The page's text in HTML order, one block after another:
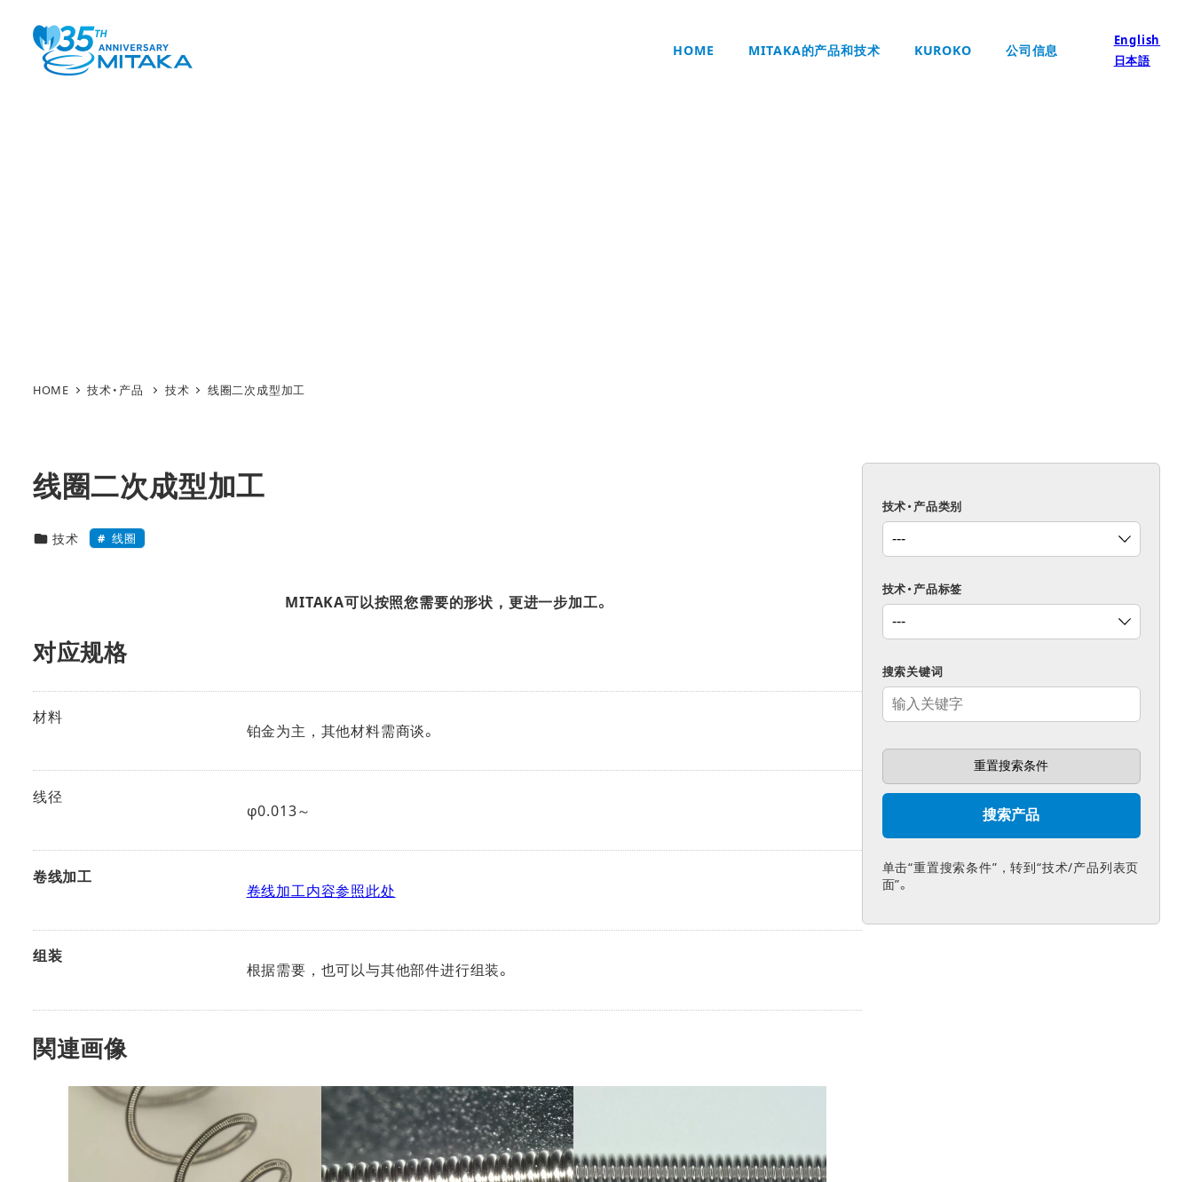
HOME MITAKA的产品和技术 KUROKO 公司信息
English
日本語
HOME 技术 线圈二次成型加工
线圈二次成型加工
技術・製品カテゴリー
技术 线圈
MITAKA可以按照您需要的形状，更进一步加工。
对应规格
材料
铂金为主，其他材料需商谈。
线径
φ0.013～
卷线加工
卷线加工内容参照此处
组装
根据需要，也可以与其他部件进行组装。
関連画像
技术・产品类别
技术・产品标签
搜索关键词
单击“重置搜索条件”，转到“技术/产品列表页
面”。